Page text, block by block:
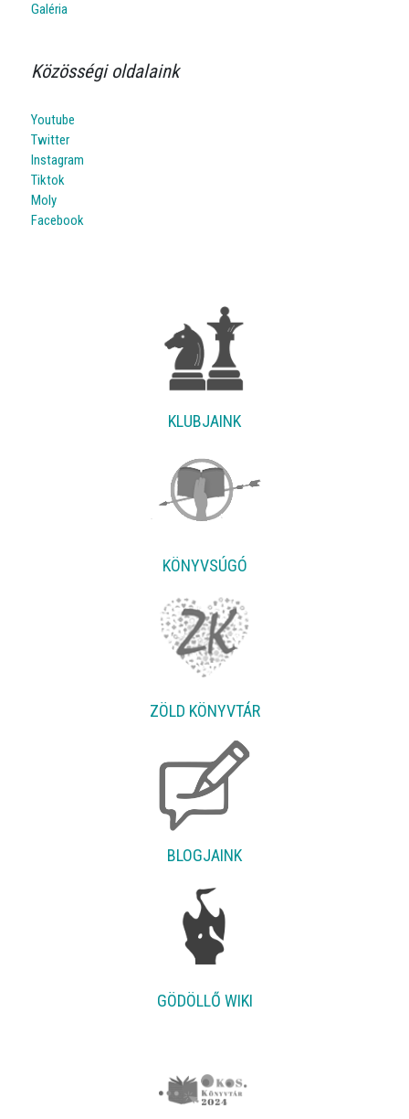
Galéria
Közösségi oldalaink
Youtube
Twitter
Instagram
Tiktok
Moly
Facebook
KLUBJAINK
KÖNYVSÚGÓ
ZÖLD KÖNYVTÁR
BLOGJAINK
GÖDÖLLŐ WIKI